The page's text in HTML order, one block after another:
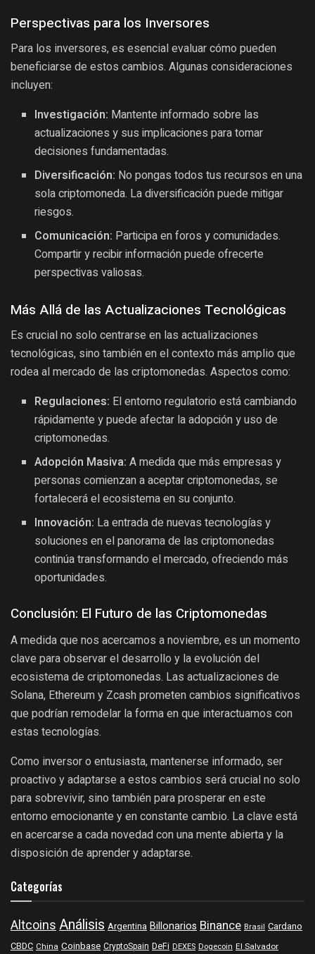
Perspectivas para los Inversores
Para los inversores, es esencial evaluar cómo pueden
beneficiarse de estos cambios. Algunas consideraciones
incluyen:
Investigación: Mantente informado sobre las
actualizaciones y sus implicaciones para tomar
decisiones fundamentadas.
Diversificación: No pongas todos tus recursos en una
sola criptomoneda. La diversificación puede mitigar
riesgos.
Comunicación: Participa en foros y comunidades.
Compartir y recibir información puede ofrecerte
perspectivas valiosas.
Más Allá de las Actualizaciones Tecnológicas
Es crucial no solo centrarse en las actualizaciones
tecnológicas, sino también en el contexto más amplio que
rodea al mercado de las criptomonedas. Aspectos como:
Regulaciones: El entorno regulatorio está cambiando
rápidamente y puede afectar la adopción y uso de
criptomonedas.
Adopción Masiva: A medida que más empresas y
personas comienzan a aceptar criptomonedas, se
fortalecerá el ecosistema en su conjunto.
Innovación: La entrada de nuevas tecnologías y
soluciones en el panorama de las criptomonedas
continúa transformando el mercado, ofreciendo más
oportunidades.
Conclusión: El Futuro de las Criptomonedas
A medida que nos acercamos a noviembre, es un momento
clave para observar el desarrollo y la evolución del
ecosistema de criptomonedas. Las actualizaciones de
Solana, Ethereum y Zcash prometen cambios significativos
que podrían remodelar la forma en que interactuamos con
estas tecnologías.
Como inversor o entusiasta, mantenerse informado, ser
proactivo y adaptarse a estos cambios será crucial no solo
para sobrevivir, sino también para prosperar en este
entorno emocionante y en constante cambio. La clave está
en acercarse a cada novedad con una mente abierta y la
disposición de aprender y adaptarse.
Categorías
Altcoins Análisis Argentina Billonarios Binance Brasil Cardano
CBDC China Coinbase CryptoSpain DeFi DEXES Dogecoin El Salvador